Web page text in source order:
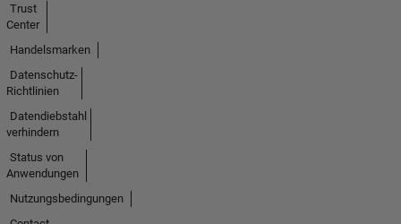
Trust
Center
Handelsmarken
Datenschutz-
Richtlinien
Datendiebstahl
verhindern
Status von
Anwendungen
Nutzungsbedingungen